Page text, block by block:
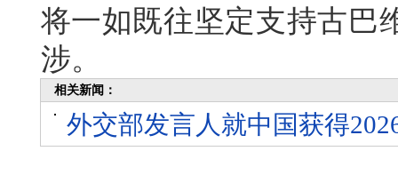
将一如既往坚定支持古巴
涉。
相关新闻：
外交部发言人就中国获得